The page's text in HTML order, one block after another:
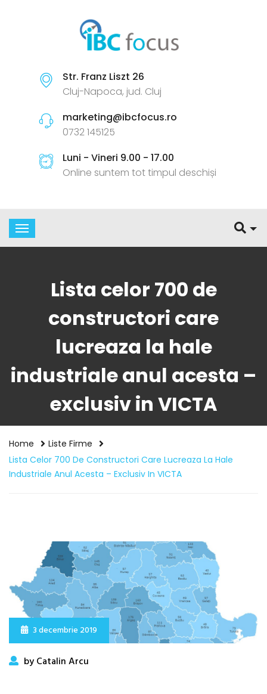
Str. Franz Liszt 26
Cluj-Napoca, jud. Cluj
marketing@ibcfocus.ro
0732 145125
Luni - Vineri 9.00 - 17.00
Online suntem tot timpul deschiși
Lista celor 700 de
constructori care
lucreaza la hale
industriale anul acesta –
exclusiv in VICTA
Home
Liste Firme
Lista Celor 700 De Constructori Care Lucreaza La Hale
Industriale Anul Acesta – Exclusiv In VICTA
3 decembrie 2019
by Catalin Arcu